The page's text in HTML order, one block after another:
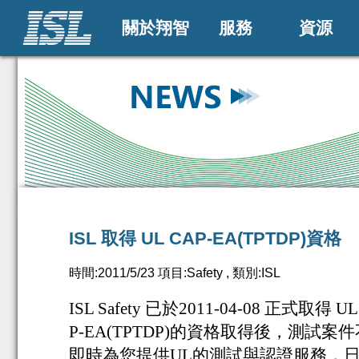
關於翔智 服務 資源
ISL 取得 UL CAP-EA(TPTDP)資格
時間:2011/5/23 項目:Safety , 類別:ISL
ISL Safety 已於2011-04-08 正式取得
P-EA(TPTDP)的資格取得後， 測試案
即時為您提供UL的測試與認證服務，